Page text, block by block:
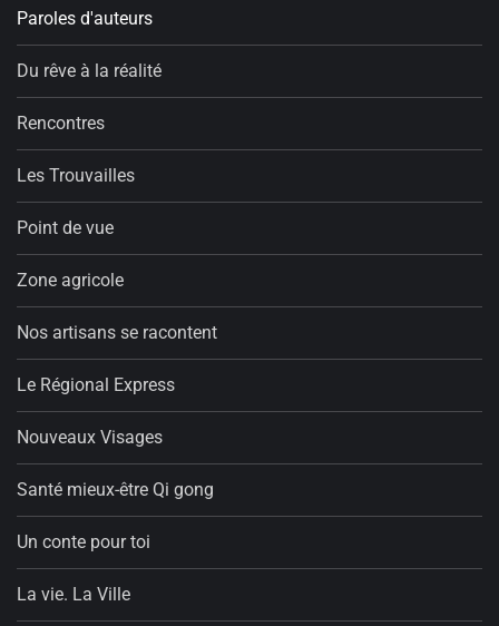
Paroles d'auteurs
Du rêve à la réalité
Rencontres
Les Trouvailles
Point de vue
Zone agricole
Nos artisans se racontent
Le Régional Express
Nouveaux Visages
Santé mieux-être Qi gong
Un conte pour toi
La vie. La Ville